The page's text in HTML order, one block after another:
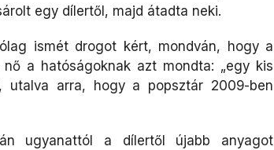
egy dílertől, majd átadta neki.
ismét drogot kért, mondván, hogy a
a hatóságoknak azt mondta: „egy kis
utalva arra, hogy a popsztár 2009-ben
ugyanattól a dílertől újabb anyagot